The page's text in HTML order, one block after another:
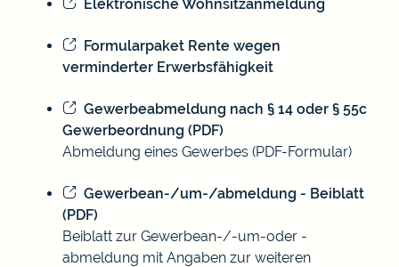
Elektronische Wohnsitzanmeldung
Formularpaket Rente wegen
verminderter Erwerbsfähigkeit
Gewerbeabmeldung nach § 14 oder § 55c
Gewerbeordnung (PDF)
Abmeldung eines Gewerbes (PDF-Formular)
Gewerbean-/um-/abmeldung - Beiblatt
(PDF)
Beiblatt zur Gewerbean-/-um-oder -
abmeldung mit Angaben zur weiteren